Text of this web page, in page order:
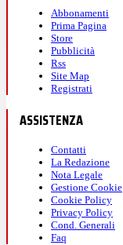
Abbonamenti
Prima Pagina
Store
Pubblicità
Rss
Site Map
Registrati
ASSISTENZA
Contatti
La Redazione
Nota Legale
Gestione Cookie
Cookie Policy
Privacy Policy
Cond. Generali
Faq